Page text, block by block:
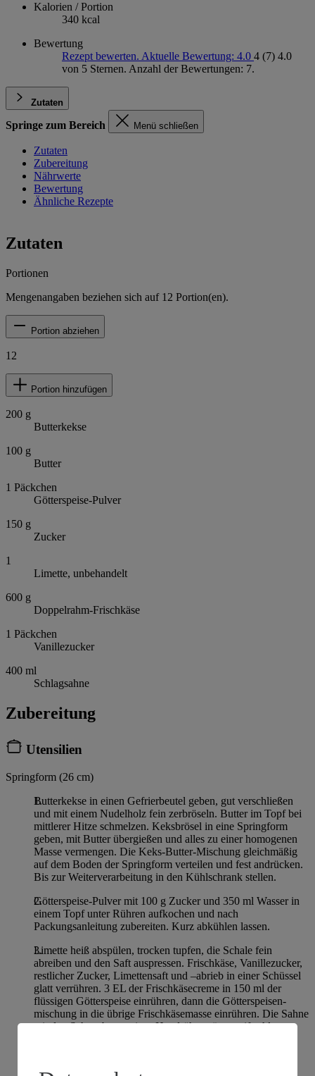
Kalorien / Portion
340 kcal
Bewertung
Rezept bewerten. Aktuelle Bewertung: 4.0 4 (7) 4.0
von 5 Sternen. Anzahl der Bewertungen: 7.
Zutaten
Springe zum Bereich Menü schließen
Zutaten
Zubereitung
Nährwerte
Bewertung
Ähnliche Rezepte
Zutaten
Portionen
Mengenangaben beziehen sich auf 12 Portion(en).
Portion abziehen
12
Portion hinzufügen
200 g
Butterkekse
100 g
Butter
1 Päckchen
Götterspeise-Pulver
150 g
Zucker
1
Limette, unbehandelt
600 g
Doppelrahm-Frischkäse
1 Päckchen
Vanillezucker
400 ml
Schlagsahne
Zubereitung
Utensilien
Springform (26 cm)
Butterkekse in einen Gefrierbeutel geben, gut verschließen
und mit einem Nudelholz fein zerbröseln. Butter im Topf bei
mittlerer Hitze schmelzen. Keksbrösel in eine Springform
geben, mit Butter übergießen und alles zu einer homogenen
Masse vermengen. Die Keks-Butter-Mischung gleichmäßig
auf dem Boden der Springform verteilen und fest andrücken.
Bis zur Weiterverarbeitung in den Kühlschrank stellen.
Götterspeise-Pulver mit 100 g Zucker und 350 ml Wasser in
einem Topf unter Rühren aufkochen und nach
Packungsanleitung zubereiten. Kurz abkühlen lassen.
Limette heiß abspülen, trocken tupfen, die Schale fein
abreiben und den Saft auspressen. Frischkäse, Vanillezucker,
restlicher Zucker, Limettensaft und –abrieb in einer Schüssel
glatt verrühren. 3 EL der Frischkäsecreme in 150 ml der
flüssigen Götterspeise einrühren, dann die Götterspeisen-
mischung in die übrige Frischkäsemasse einrühren. Die Sahne
mit den Schneebesen eines Handrührgerätes steif schlagen